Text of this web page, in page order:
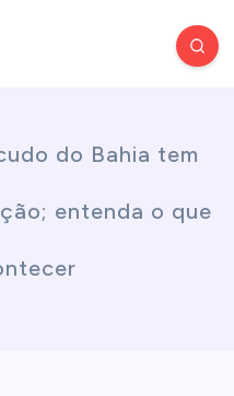
do Bahia tem
entenda o que